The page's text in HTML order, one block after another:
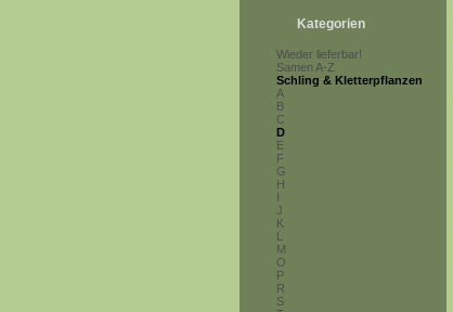
Kategorien
Wieder lieferbar!
Samen A-Z
Schling & Kletterpflanzen
A
B
C
D
E
F
G
H
I
J
K
L
M
O
P
R
S